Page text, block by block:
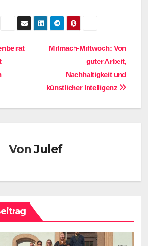
Mitmach-Mittwoch: Von
guter Arbeit,
Nachhaltigkeit und
künstlicher Intelligenz
VonJulef